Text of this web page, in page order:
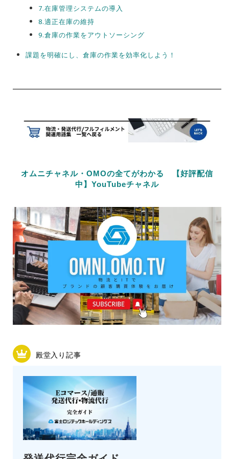
7.在庫管理システムの導入
8.適正在庫の維持
9.倉庫の作業をアウトソーシング
課題を明確にし、倉庫の作業を効率化しよう！
オムニチャネル・OMOの全てがわかる 【好評配信
中】YouTubeチャネル
殿堂入り記事